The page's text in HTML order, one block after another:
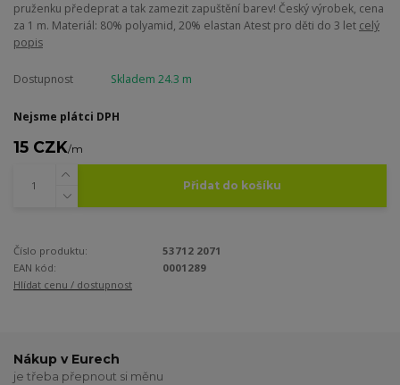
pruženku předeprat a tak zamezit zapuštění barev! Český výrobek, cena
za 1 m. Materiál: 80% polyamid, 20% elastan Atest pro děti do 3 let celý
popis
Dostupnost Skladem 24.3 m
Nejsme plátci DPH
15 CZK/m
Přidat do košíku
Číslo produktu:
53712 2071
EAN kód:
0001289
Hlídat cenu / dostupnost
Nákup v Eurech
je třeba přepnout si měnu